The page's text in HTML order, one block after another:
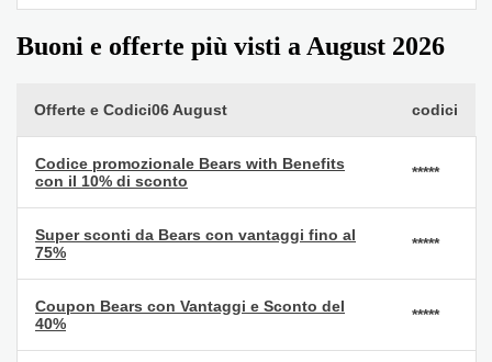
Buoni e offerte più visti a August 2026
Offerte e Codici06 August codici
Codice promozionale Bears with Benefits
con il 10% di sconto
*****
Super sconti da Bears con vantaggi fino al
75%
*****
Coupon Bears con Vantaggi e Sconto del
40%
*****